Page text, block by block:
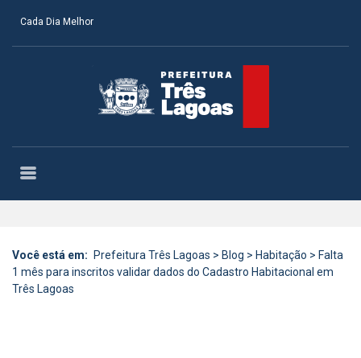
Cada Dia Melhor
Você está em: Prefeitura Três Lagoas > Blog > Habitação > Falta
1 mês para inscritos validar dados do Cadastro Habitacional em
Três Lagoas